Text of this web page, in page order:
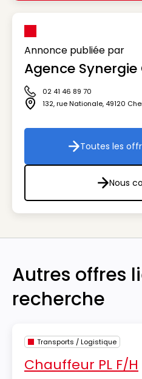
Annonce publiée par
Agence
Icône téléphone
02 41 46 89 70
Icône adresse
132, rue Nationale, 49120
Toutes les
Nous
Autres offres
recherche
Transports / Logistique
Chauffeur PL F/H